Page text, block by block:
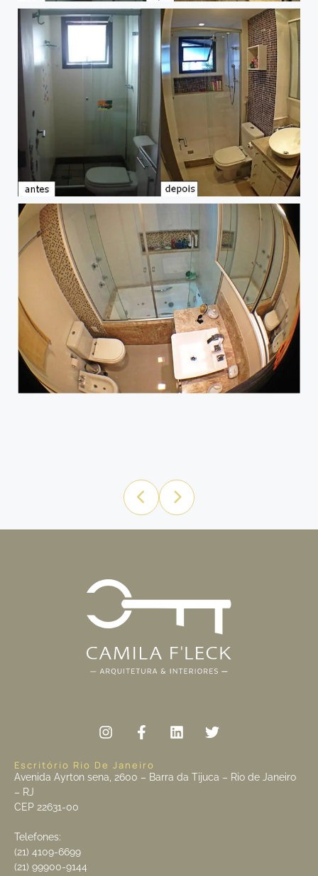
Escritório Rio De Janeiro
Avenida Ayrton sena, 2600 – Barra da Tijuca – Rio de Janeiro
– RJ
CEP 22631-00
Telefones:
(21) 4109-6699
(21) 99900-9144